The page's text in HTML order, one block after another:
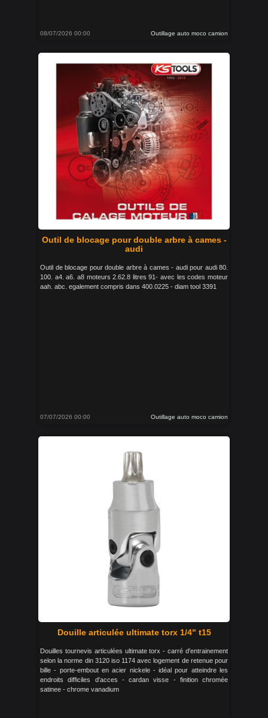
08/07/2026 00:00 Outillage auto moco camion
Outil de blocage pour double arbre à cames -
audi
Outil de blocage pour double arbre à cames - audi pour audi 80.
100. a4. a6. a8 moteurs 2.62.8 litres 91- avec les codes moteur
aah. abc. egalement compris dans 400.0225 - diam tool 3391
07/07/2026 00:00 Outillage auto moco camion
Douille articulée ultimate torx 1/4" t15
Douilles tournevis articulées ultimate torx - carré d'entrainement
selon la norme din 3120 iso 1174 avec logement de retenue pour
bille - porte-embout en acier nickele - idéal pour atteindre les
endroits difficiles d'acces - cardan visse - finition chromée
satinee - chrome vanadium